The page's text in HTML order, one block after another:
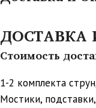
ДОСТАВКА
Стоимость
1-2 комплекта
Мостики,